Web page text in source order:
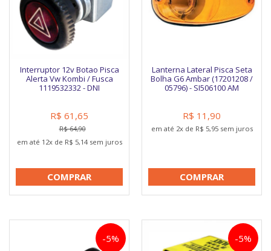
Interruptor 12v Botao Pisca
Alerta Vw Kombi / Fusca
1119532332 - DNI
R$ 61,65
R$ 64,90
em até 12x de R$ 5,14 sem juros
COMPRAR
Lanterna Lateral Pisca Seta
Bolha G6 Ambar (17201208 /
05796) - SI506100 AM
R$ 11,90
em até 2x de R$ 5,95 sem juros
COMPRAR
-5% -5%